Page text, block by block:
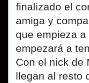
finalizado el
amiga y
que empieza
empezará a
Con el nick de
llegan al resto